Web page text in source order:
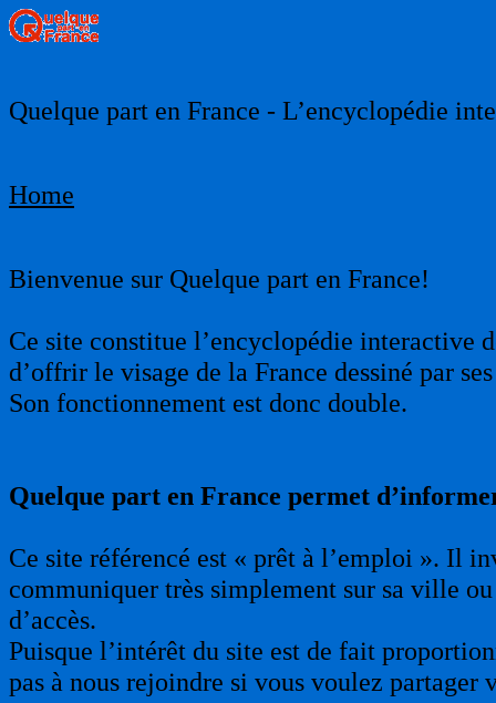
Quelque part en France - L’encyclopédie
Home
Bienvenue sur Quelque part en France!
Ce site constitue l’encyclopédie interactive
d’offrir le visage de la France dessiné par
Son fonctionnement est donc double.
Quelque part en France permet
Ce site référencé est « prêt à l’emploi ». Il
communiquer très simplement sur sa ville
d’accès.
Puisque l’intérêt du site est de fait
pas à nous rejoindre si vous voulez